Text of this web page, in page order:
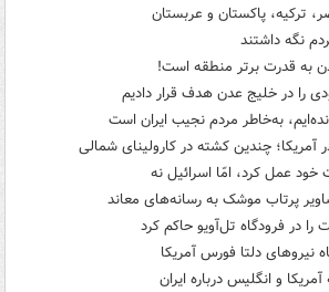
ترکیه، پاکستان و عربستان
نگه داشتند
به قدرت برتر منطقه است!
را در خلیج عدن هدف قرار دادیم
به‌خاطر مردم نجیب ایران است
آمریکا؛ چندین کشته در کارولینای شمالی
عمل کرد، امّا اسرائیل نه
پرتاب موشک به رسانه‌های معاند
در فرودگاه تل‌آویو حاکم کرد
نیروهای دلتا فورس آمریکا
و انگلیس درباره ایران